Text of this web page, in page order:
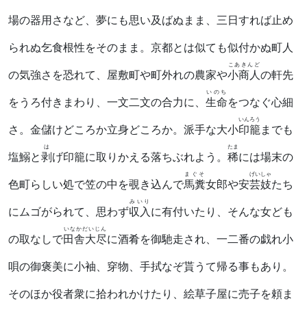
場の器用さなど、夢にも思い及ばぬまま、三日すれば止め
られぬ乞食根性をそのまま。京都とは似ても似付かぬ町人
の気強さを恐れて、屋敷町や町外れの農家や小商人
こあきんど
の軒先
をうろ付きまわり、一文二文の合力に、 生命
いのち
をつなぐ心細
さ。金儲けどころか立身どころか。派手な大小印籠
いんろう
までも
塩鰯と剥
は
げ印籠に取りかえる落ちぶれよう。 稀
たま
には場末の
色町らしい処で笠の中を覗き込んで馬糞
まぐそ
女郎や安芸妓
げいしゃ
たち
にムゴがられて、思わず収入
みいり
に有付いたり、そんな女ども
の取なしで田舎大尽
いなかだいじん
に酒肴を御馳走され、一二番の戯れ小
唄の御褒美に小袖、穿物、手拭なぞ貰うて帰る事もあり。
そのほか役者衆に拾われかけたり、絵草子屋に売子を頼ま